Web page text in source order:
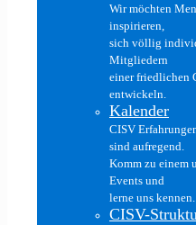
Wir möchten
inspirieren,
sich völlig
Mitgliedern
einer friedlichen
entwickeln.
Kalender
CISV
sind aufregend.
Komm zu einem
Events und
lerne uns kennen.
CISV-